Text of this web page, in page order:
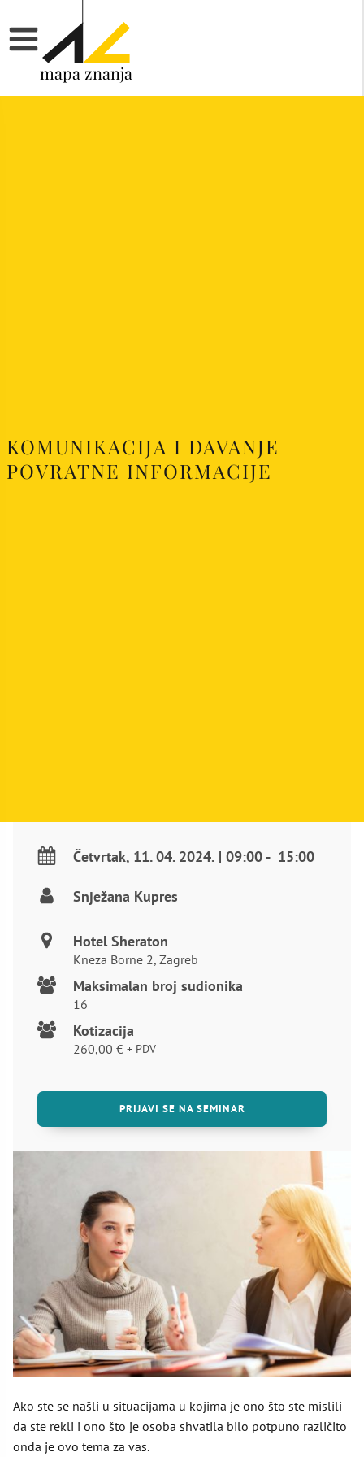
mapa znanja
KOMUNIKACIJA I DAVANJE
POVRATNE INFORMACIJE
Četvrtak, 11. 04. 2024. | 09:00 - 15:00
Snježana Kupres
Hotel Sheraton
Kneza Borne 2, Zagreb
Maksimalan broj sudionika
16
Kotizacija
260,00 € + PDV
PRIJAVI SE NA SEMINAR
Ako ste se našli u situacijama u kojima je ono što ste mislili
da ste rekli i ono što je osoba shvatila bilo potpuno različito
onda je ovo tema za vas.